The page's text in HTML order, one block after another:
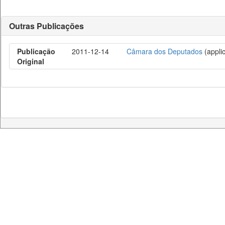
Outras Publicações
Publicação
Original
2011-12-14 Câmara dos Deputados